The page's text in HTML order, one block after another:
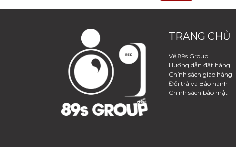
TRANG CHỦ
Về 89s Group
Hướng dẫn đặt hàng
Chính sách giao hàng
Đổi trả và Bảo hành
Chính sách bảo mật